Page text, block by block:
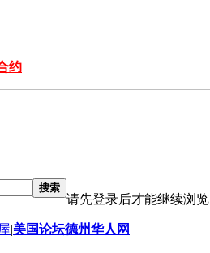
约
搜索
请先登录后才能继续浏览
|美国论坛德州华人网